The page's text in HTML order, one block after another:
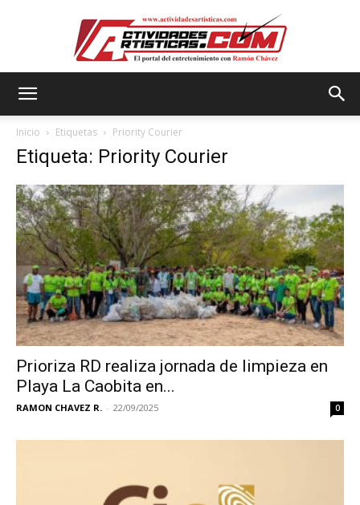
Inicio Etiquetas Priority Courier
Etiqueta: Priority Courier
Prioriza RD realiza jornada de limpieza en
Playa La Caobita en...
RAMON CHAVEZ R. - 22/09/2025 0